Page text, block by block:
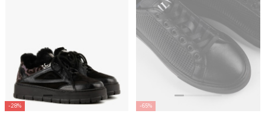
-28% -65%